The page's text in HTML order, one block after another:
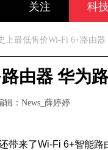
关注 科
上最低售价Wi-Fi 6+路由
由器 华为
辑：News_薛婷婷
带来了Wi-Fi 6+智能